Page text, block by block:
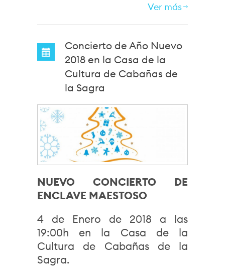
Ver más
Concierto de Año Nuevo
2018 en la Casa de la
Cultura de Cabañas de
la Sagra
NUEVO CONCIERTO DE
ENCLAVE MAESTOSO
4 de Enero de 2018 a las
19:00h en la Casa de la
Cultura de Cabañas de la
Sagra.